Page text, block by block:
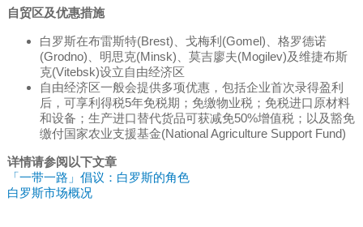
自贸区及优惠措施
白罗斯在布雷斯特(Brest)、戈梅利(Gomel)、格罗德诺
(Grodno)、明思克(Minsk)、莫吉廖夫(Mogilev)及维捷布斯
克(Vitebsk)设立自由经济区
自由经济区一般会提供多项优惠，包括企业首次录得盈利
后，可享利得税5年免税期；免缴物业税；免税进口原材料
和设备；生产进口替代货品可获减免50%增值税；以及豁免
缴付国家农业支援基金(National Agriculture Support Fund)
详情请参阅以下文章
「一带一路」倡议：白罗斯的角色
白罗斯市场概况